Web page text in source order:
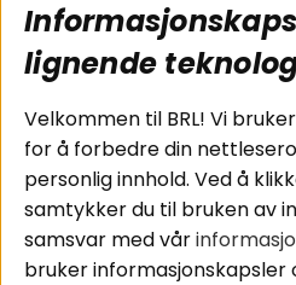
Koblingsguide for
subwoofers
Tilkobling av
bilforsterker
Koblingsguide for
midbasser
Butikker
Våre ambassadører
- Team BRL
lignende
Velkommen til BRL! Vi
for å forbedre din
personlig innhold. Ved å
samtykker du til bruken av
samsvar med vår
bruker informasjonskapsler